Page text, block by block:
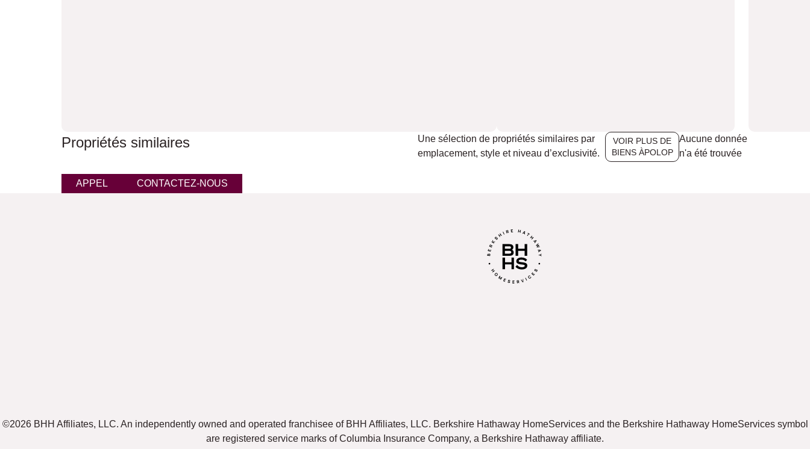
Propriétés similaires
Une sélection de propriétés similaires par
emplacement, style et niveau d’exclusivité.
VOIR PLUS DE
BIENS ÀPOLOP
Aucune donnée
n'a été trouvée
APPEL CONTACTEZ-NOUS
©2026 BHH Affiliates, LLC. An independently owned and operated franchisee of BHH Affiliates, LLC. Berkshire Hathaway HomeServices and the Berkshire Hathaway HomeServices symbol
are registered service marks of Columbia Insurance Company, a Berkshire Hathaway affiliate.